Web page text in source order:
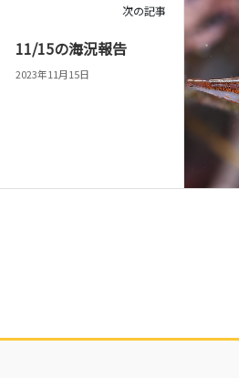
次の記事
11/15の海況報告
2023年11月15日